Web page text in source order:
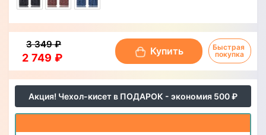
Акция! Чехол-кисет в ПОДАРОК - экономия 500 ₽
2 749 ₽
3 349 ₽
Купить
Быстрая
покупка